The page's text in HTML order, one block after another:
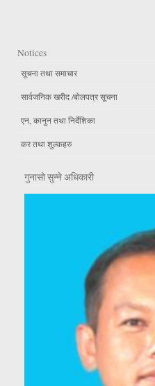
Notices
सूचना तथा समाचार
सार्वजनिक खरीद /बोलपत्र सूचना
एन, कानुन तथा निर्देशिका
कर तथा शुल्कहरु
गुनासो सुन्ने अधिकारी